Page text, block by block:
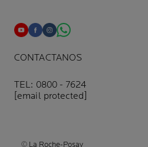
CONTACTANOS
TEL: 0800 - 7624
[email protected]
© La Roche-Posay